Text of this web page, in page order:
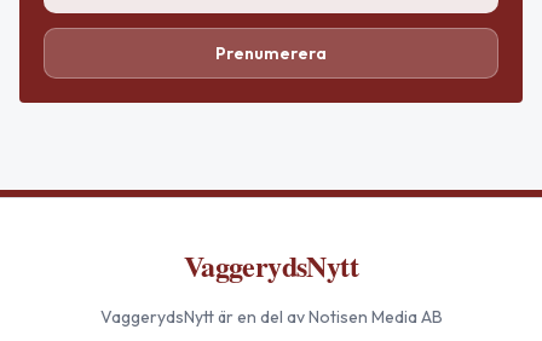
Prenumerera
VaggerydsNytt
VaggerydsNyttär en del av Notisen Media AB